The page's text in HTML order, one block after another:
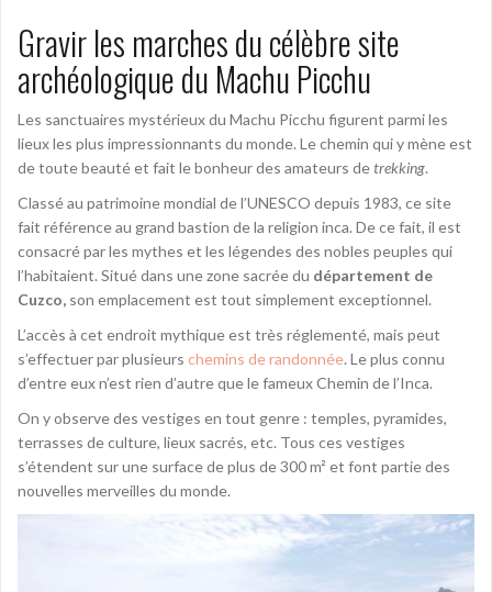
Gravir les marches du célèbre site
archéologique du Machu Picchu
Les sanctuaires mystérieux du Machu Picchu figurent parmi les
lieux les plus impressionnants du monde. Le chemin qui y mène est
de toute beauté et fait le bonheur des amateurs detrekking.
Classé au patrimoine mondial de l’UNESCO depuis 1983, ce site
fait référence au grand bastion de la religion inca. De ce fait, il est
consacré par les mythes et les légendes des nobles peuples qui
l’habitaient. Situé dans une zone sacrée du département de
Cuzco, son emplacement est tout simplement exceptionnel.
L’accès à cet endroit mythique est très réglementé, mais peut
s’effectuer par plusieurs chemins de randonnée. Le plus connu
d’entre eux n’est rien d’autre que le fameux Chemin de l’Inca.
On y observe des vestiges en tout genre : temples, pyramides,
terrasses de culture, lieux sacrés, etc. Tous ces vestiges
s’étendent sur une surface de plus de 300 m² et font partie des
nouvelles merveilles du monde.